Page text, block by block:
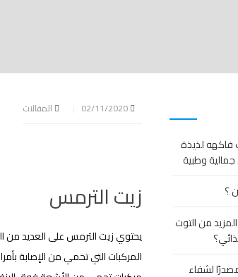
المقالات
زيت الترمس
يحتوي زيت الترمس على العديد من
المركبات التي تحمي من الإصابة
فاكهه لذيذة
وطبية
؟
من التوت
لشفاء